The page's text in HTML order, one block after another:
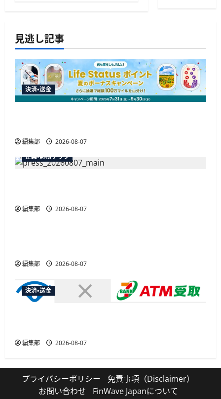
見逃し記事
決済・送金
編集部
2026-08-07
企業・財務テック
編集部 2026-08-07
広告
編集部 2026-08-07
決済・送金
編集部 2026-08-07
プライバシーポリシー
免責事項（Disclaimer）
お問い合わせ
FinWave Japanについて